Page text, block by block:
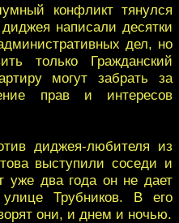
конфликт тянулся
написали десятки
дел, но
только Гражданский
могут забрать за
прав и интересов
диджея-любителя из
выступили соседи и
уже два года он не дает
Трубников. В его
они, и днем и ночью.